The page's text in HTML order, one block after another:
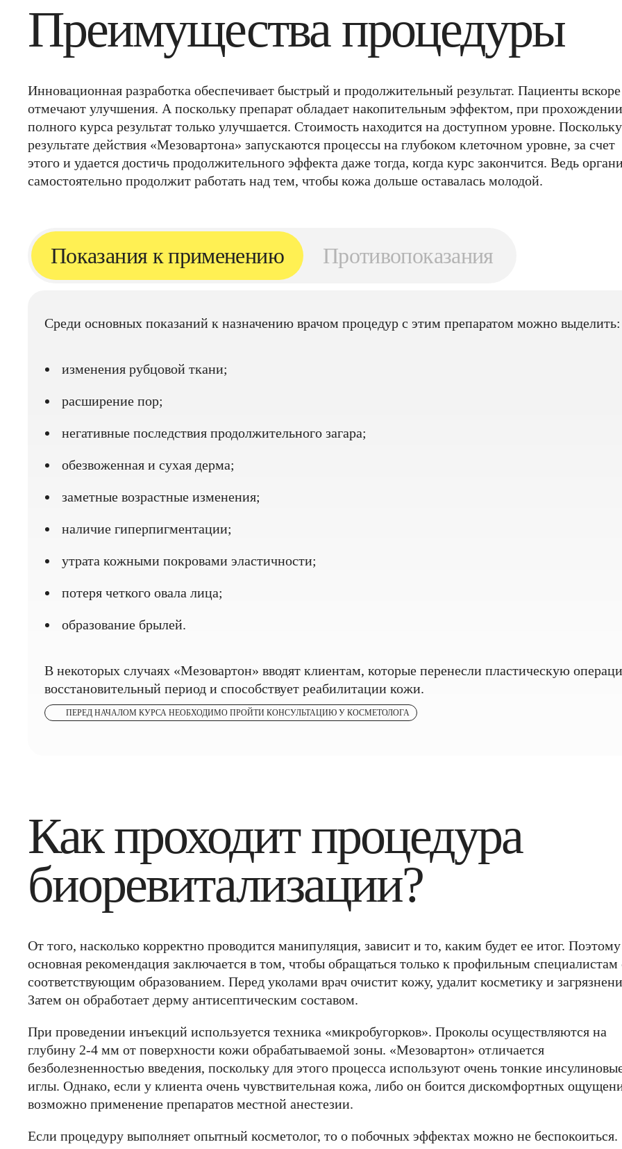
Преимущества процедуры
Инновационная разработка обеспечивает быстрый и продолжительный результат. Пациенты вскоре
отмечают улучшения. А поскольку препарат обладает накопительным эффектом, при прохождении
полного курса результат только улучшается. Стоимость находится на доступном уровне.
результате действия «Мезовартона» запускаются процессы на глубоком клеточном уровне, за счет
этого и удается достичь продолжительного эффекта даже тогда, когда курс закончится. Ведь
самостоятельно продолжит работать над тем, чтобы кожа дольше оставалась молодой.
Показания к применению Противопоказания
Среди основных показаний к назначению врачом процедур с этим препаратом можно выделить:
изменения рубцовой ткани;
расширение пор;
негативные последствия продолжительного загара;
обезвоженная и сухая дерма;
заметные возрастные изменения;
наличие гиперпигментации;
утрата кожными покровами эластичности;
потеря четкого овала лица;
образование брылей.
В некоторых случаях «Мезовартон» вводят клиентам, которые перенесли пластическую
восстановительный период и способствует реабилитации кожи.
ПЕРЕД НАЧАЛОМ КУРСА НЕОБХОДИМО ПРОЙТИ КОНСУЛЬТАЦИЮ У КОСМЕТОЛОГА
Как проходит процедура
биоревитализации?
От того, насколько корректно проводится манипуляция, зависит и то, каким будет ее итог. Поэтому
основная рекомендация заключается в том, чтобы обращаться только к профильным специалистам
соответствующим образованием. Перед уколами врач очистит кожу, удалит косметику и
Затем он обработает дерму антисептическим составом.
При проведении инъекций используется техника «микробугорков». Проколы осуществляются на
глубину 2-4 мм от поверхности кожи обрабатываемой зоны. «Мезовартон» отличается
безболезненностью введения, поскольку для этого процесса используют очень тонкие
иглы. Однако, если у клиента очень чувствительная кожа, либо он боится дискомфортных
возможно применение препаратов местной анестезии.
Если процедуру выполняет опытный косметолог, то о побочных эффектах можно не беспокоиться.